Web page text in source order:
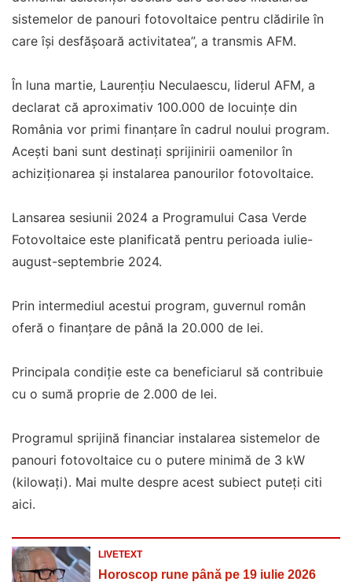
sistemelor de panouri fotovoltaice pentru clădirile în
care își desfășoară activitatea”, a transmis AFM.
În luna martie, Laurențiu Neculaescu, liderul AFM, a
declarat că aproximativ 100.000 de locuințe din
România vor primi finanțare în cadrul noului program.
Acești bani sunt destinați sprijinirii oamenilor în
achiziționarea și instalarea panourilor fotovoltaice.
Lansarea sesiunii 2024 a Programului Casa Verde
Fotovoltaice este planificată pentru perioada iulie-
august-septembrie 2024.
Prin intermediul acestui program, guvernul român
oferă o finanțare de până la 20.000 de lei.
Principala condiție este ca beneficiarul să contribuie
cu o sumă proprie de 2.000 de lei.
Programul sprijină financiar instalarea sistemelor de
panouri fotovoltaice cu o putere minimă de 3 kW
(kilowați). Mai multe despre acest subiect puteți citi
aici.
LIVETEXT
Horoscop rune până pe 19 iulie 2026